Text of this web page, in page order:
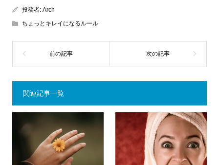
投稿者: Arch
ちょっとキレイになるルール
関連記事一覧